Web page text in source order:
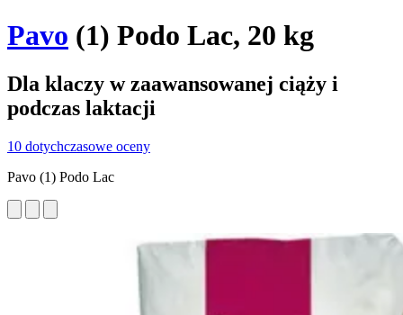
Pavo (1) Podo Lac, 20 kg
Dla klaczy w zaawansowanej ciąży i
podczas laktacji
10 dotychczasowe oceny
Pavo (1) Podo Lac